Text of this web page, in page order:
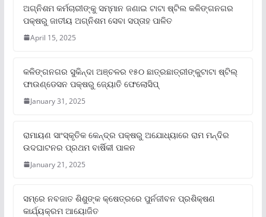
ଅଗ୍ନିଶମ କର୍ମଚାରୀଙ୍କୁ ସମ୍ମାନ ଜଣାଇ ଟାଟା ଷ୍ଟିଲ କଳିଙ୍ଗନଗର
ପକ୍ଷରୁ ଜାତୀୟ ଅଗ୍ନିଶମ ସେବା ସପ୍ତାହ ପାଳିତ
April 15, 2025
କଳିଙ୍ଗନଗର ସୁକିନ୍ଦା ଅଞ୍ଚଳର ୧୫୦ ଛାତ୍ରଛାତ୍ରୀଙ୍କୁଟାଟା ଷ୍ଟିଲ୍
ଫାଉଣ୍ଡେସନ ପକ୍ଷରୁ ଜ୍ୟୋତି ଫେଲୋସିପ୍‌
January 31, 2025
ରାମାୟଣ ସାଂସ୍କୃତିକ କେନ୍ଦ୍ର ପକ୍ଷରୁ ଅଯୋଧ୍ୟାରେ ରାମ ମନ୍ଦିର
ଉଦଘାଟନର ପ୍ରଥମ ବାର୍ଷିକୀ ପାଳନ
January 21, 2025
ସମ୍‌ରେ ନବଜାତ ଶିଶୁଙ୍କ କ୍ଷେତ୍ରରେ ପୁର୍ନଜୀବନ ପ୍ରଶିକ୍ଷଣ
କାର୍ଯ୍ୟକ୍ରମ ଆୟୋଜିତ